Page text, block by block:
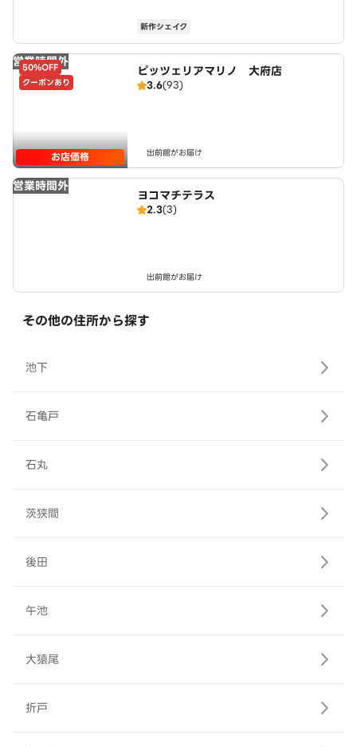
新作シェイク
営業時間外
50%OFF
クーポンあり
お店価格
ピッツェリアマリノ 大府店
3.6(93)
出前館がお届け
営業時間外
ヨコマチテラス
2.3(3)
出前館がお届け
その他の住所から探す
池下
石亀戸
石丸
茨狭間
後田
午池
大猿尾
折戸